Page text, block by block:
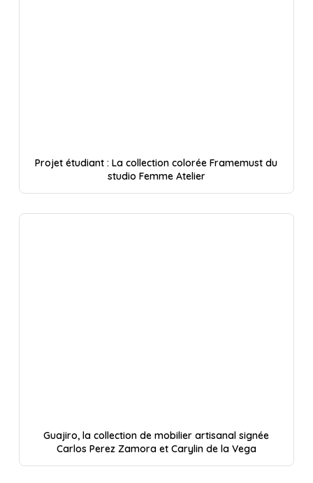
Projet étudiant : La collection colorée Framemust du
studio Femme Atelier
Guajiro, la collection de mobilier artisanal signée
Carlos Perez Zamora et Carylin de la Vega